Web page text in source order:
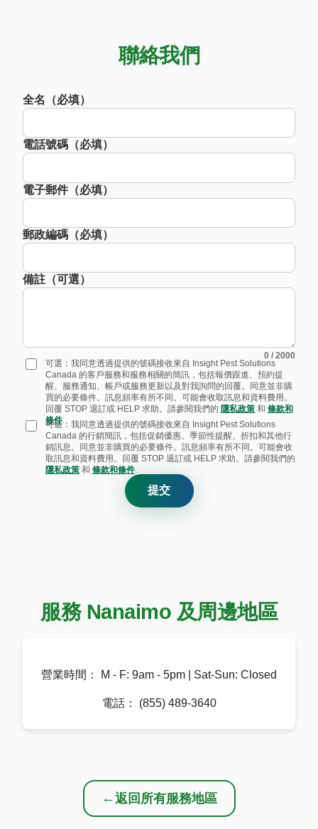
聯絡我們
全名（必填）
電話號碼（必填）
電子郵件（必填）
郵政編碼（必填）
備註（可選）
0 / 2000
可選：我同意透過提供的號碼接收來自 Insight Pest Solutions
Canada 的客戶服務和服務相關的簡訊，包括報價跟進、預約提
醒、服務通知、帳戶或服務更新以及對我詢問的回覆。同意並非購
買的必要條件。訊息頻率有所不同。可能會收取訊息和資料費用。
回覆 STOP 退訂或 HELP 求助。請參閱我們的 隱私政策 和 條款和
條件.
可選：我同意透過提供的號碼接收來自 Insight Pest Solutions
Canada 的行銷簡訊，包括促銷優惠、季節性提醒、折扣和其他行
銷訊息。同意並非購買的必要條件。訊息頻率有所不同。可能會收
取訊息和資料費用。回覆 STOP 退訂或 HELP 求助。請參閱我們的
隱私政策 和 條款和條件.
提交
服務 Nanaimo 及周邊地區
營業時間： M - F: 9am - 5pm | Sat-Sun: Closed
電話： (855) 489-3640
←返回所有服務地區